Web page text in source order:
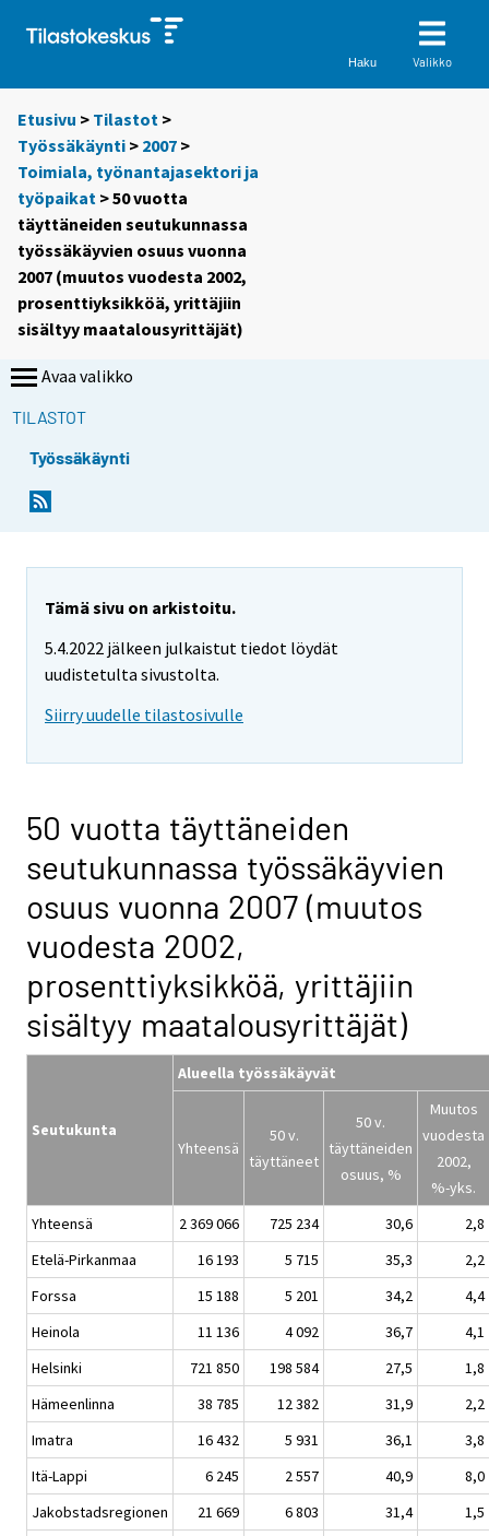
Haku Valikko
Etusivu > Tilastot >
Työssäkäynti > 2007 >
Toimiala, työnantajasektori ja
työpaikat > 50 vuotta
täyttäneiden seutukunnassa
työssäkäyvien osuus vuonna
2007 (muutos vuodesta 2002,
prosenttiyksikköä, yrittäjiin
sisältyy maatalousyrittäjät)
Avaa valikko
TILASTOT
Työssäkäynti
Tämä sivu on arkistoitu.
5.4.2022 jälkeen julkaistut tiedot löydät
uudistetulta sivustolta.
Siirry uudelle tilastosivulle
50 vuotta täyttäneiden
seutukunnassa työssäkäyvien
osuus vuonna 2007 (muutos
vuodesta 2002,
prosenttiyksikköä, yrittäjiin
sisältyy maatalousyrittäjät)
Seutukunta
Alueella työssäkäyvät
Yhteensä
50 v.
täyttäneet
50 v.
täyttäneiden
osuus, %
Muutos
vuodesta
2002,
%-yks.
Yhteensä
2 369 066 725 234 30,6
2,8
Etelä-Pirkanmaa
16 193 5 715 35,3
2,2
Forssa
15 188 5 201 34,2
4,4
Heinola
11 136 4 092 36,7
4,1
Helsinki
721 850 198 584 27,5
1,8
Hämeenlinna
38 785 12 382 31,9
2,2
Imatra
16 432 5 931 36,1
3,8
Itä-Lappi
6 245 2 557 40,9
8,0
Jakobstadsregionen
21 669 6 803 31,4
1,5